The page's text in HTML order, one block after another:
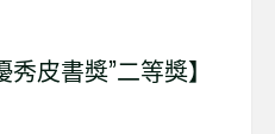
秀皮書獎”二等獎】